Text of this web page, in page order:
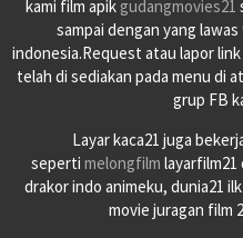
kami film apik gudangmovies21
sampai dengan yang
indonesia.Request atau lapor
telah di sediakan pada menu di
grup FB
Layar kaca21 juga
seperti melongfilm
drakor indo animeku, dunia21
movie juragan film